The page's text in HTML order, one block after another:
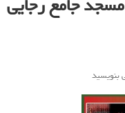
جامع رجایی
بنویسیددر
ویژه